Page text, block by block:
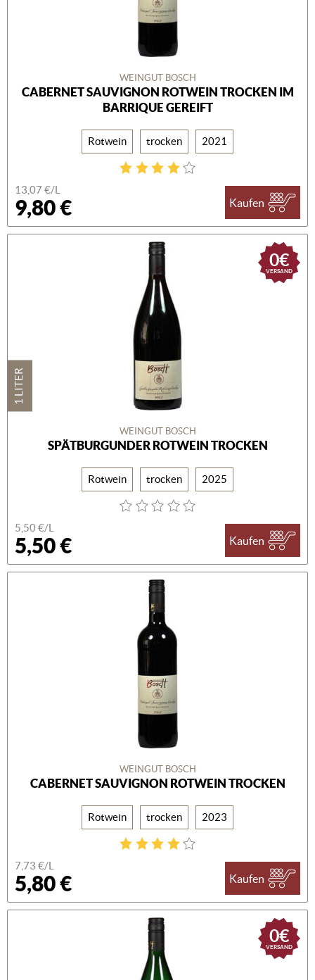
WEINGUT BOSCH
CABERNET SAUVIGNON ROTWEIN TROCKEN IM
BARRIQUE GEREIFT
Rotwein trocken 2021
13,07 €/L
9,80 € Kaufen
0€
VERSAND
1 LITER
WEINGUT BOSCH
SPÄTBURGUNDER ROTWEIN TROCKEN
Rotwein trocken 2025
5,50 €/L
5,50 € Kaufen
WEINGUT BOSCH
CABERNET SAUVIGNON ROTWEIN TROCKEN
Rotwein trocken 2023
7,73 €/L
5,80 € Kaufen
0€
VERSAND